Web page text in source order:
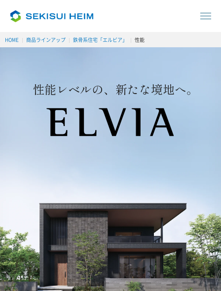
HOME 商品ラインアップ 鉄骨系住宅「エルビア」 性能
性能レベルの、新たな境地へ。